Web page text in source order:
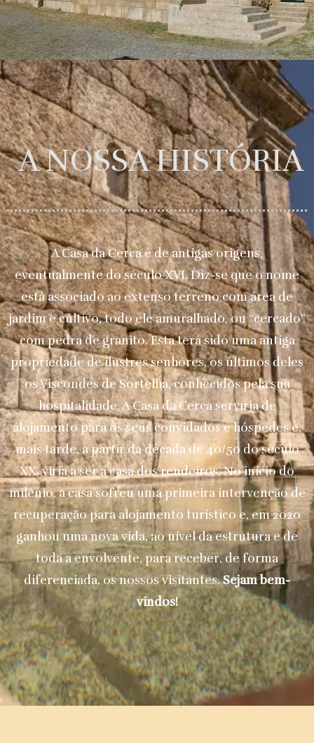
A NOSSA HISTÓRIA
A Casa da Cerca é de antigas origens,
eventualmente do século XVI. Diz-se que o nome
está associado ao extenso terreno com área de
jardim e cultivo, todo ele amuralhado, ou “cercado”
com pedra de granito. Esta terá sido uma antiga
propriedade de ilustres senhores, os últimos deles
os Viscondes de Sortelha, conhecidos pela sua
hospitalidade. A Casa da Cerca serviria de
alojamento para os seus convidados e hóspedes e,
mais tarde, a partir da década de 40/50 do século
XX, viria a ser a casa dos rendeiros. No início do
milénio, a casa sofreu uma primeira intervenção de
recuperação para alojamento turístico e, em 2020
ganhou uma nova vida, ao nível da estrutura e de
toda a envolvente, para receber, de forma
diferenciada, os nossos visitantes.Sejam bem-
vindos!